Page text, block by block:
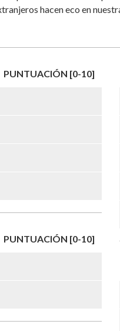
hacen eco en
PUNTUACIÓN [0-10]
PUNTUACIÓN [0-10]